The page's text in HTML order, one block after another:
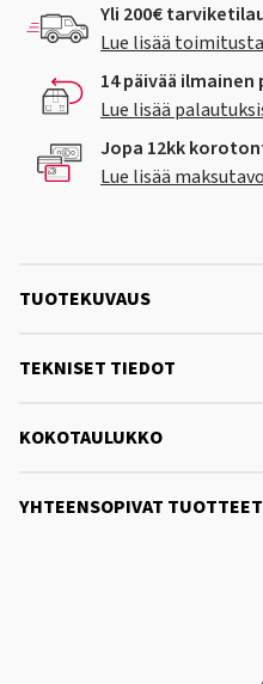
Yli 200€
Lue lisää
14 päivää
Lue lisää
Jopa 12kk
Lue lisää
TUOTEKUVAUS
TEKNISET TIEDOT
KOKOTAULUKKO
YHTEENSOPIVAT TUOTTEET